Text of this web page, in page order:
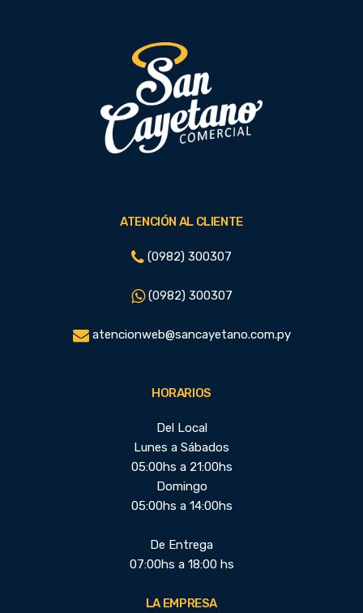
ATENCIÓN AL CLIENTE
(0982) 300307
(0982) 300307
atencionweb@sancayetano.com.py
HORARIOS
Del Local
Lunes a Sábados
05:00hs a 21:00hs
Domingo
05:00hs a 14:00hs
De Entrega
07:00hs a 18:00 hs
LA EMPRESA